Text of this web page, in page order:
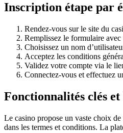
Inscription étape par
Rendez-vous sur le site du
Remplissez le formulaire avec
Choisissez un nom
Acceptez les conditions
Validez votre compte via le
Connectez-vous et effectuez
Fonctionnalités clés et
Le casino propose un vaste choix
dans les termes et conditions. La